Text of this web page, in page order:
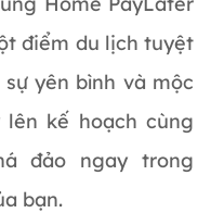
điểm du lịch tuyệt
yên bình và mộc
kế hoạch cùng
đảo ngay trong
bạn.